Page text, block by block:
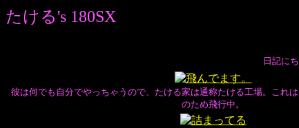
たける's 180SX
日記に
彼は何でも自分でやっちゃうので、たける家は通称たける工場。これ
のため飛行中。